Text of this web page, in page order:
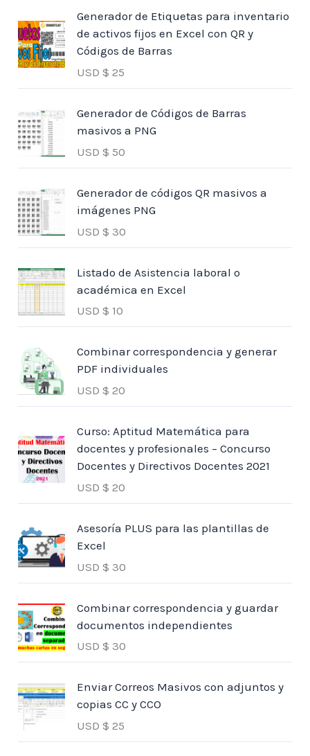
Generador de Etiquetas para inventario
de activos fijos en Excel con QR y
Códigos de Barras
USD $ 25
Generador de Códigos de Barras
masivos a PNG
USD $ 50
Generador de códigos QR masivos a
imágenes PNG
USD $ 30
Listado de Asistencia laboral o
académica en Excel
USD $ 10
Combinar correspondencia y generar
PDF individuales
USD $ 20
Curso: Aptitud Matemática para
docentes y profesionales – Concurso
Docentes y Directivos Docentes 2021
USD $ 20
Asesoría PLUS para las plantillas de
Excel
USD $ 30
Combinar correspondencia y guardar
documentos independientes
USD $ 30
Enviar Correos Masivos con adjuntos y
copias CC y CCO
USD $ 25